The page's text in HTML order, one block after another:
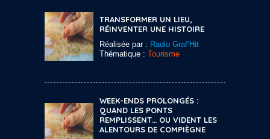
TRANSFORMER UN LIEU,
RÉINVENTER UNE HISTOIRE
Réalisée par : Radio Graf’Hit
Thématique : Tourisme
WEEK-ENDS PROLONGÉS :
QUAND LES PONTS
REMPLISSENT… OU VIDENT LES
ALENTOURS DE COMPIÈGNE